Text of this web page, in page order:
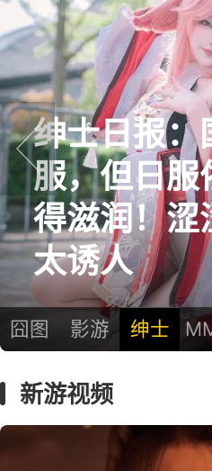
绅士日报：
服，但日服
得滋润！涩
太诱人
prev
囧图 影游 绅士
新游视频